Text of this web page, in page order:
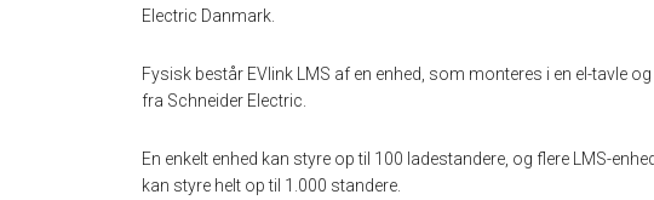
Electric Danmark.
Fysisk består EVlink LMS af en enhed, som monteres i en el-tavle
fra Schneider Electric.
En enkelt enhed kan styre op til 100 ladestandere, og flere LMS-
kan styre helt op til 1.000 standere.